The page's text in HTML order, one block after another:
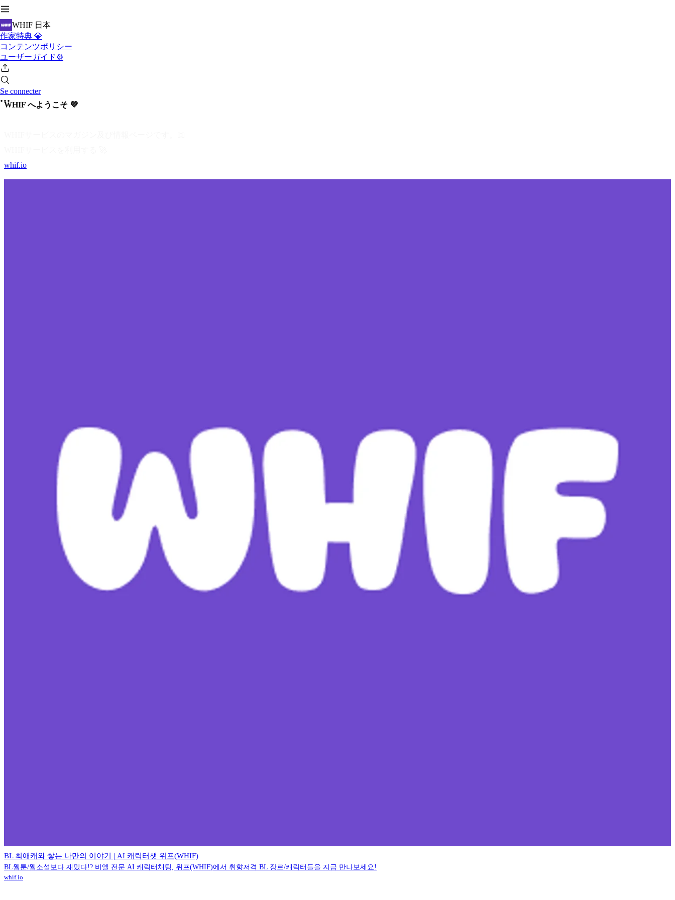
WHIF 日本
作家特典 💎
コンテンツポリシー
ユーザーガイド⚙️
Se connecter
WHIF へようこそ 💜
whif.io
BL 최애캐와 쌓는 나만의 이야기 | AI 캐릭터챗 위프(WHIF)
BL웹툰/웹소설보다 재밌다!? 비엘 전문 AI 캐릭터채팅, 위프(WHIF)에서 취향저격 BL 장르/캐릭터들을 지금 만나보세요!
whif.io